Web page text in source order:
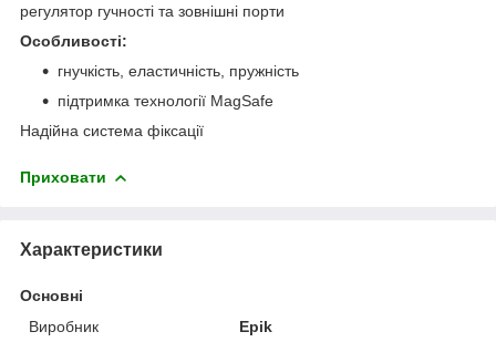
регулятор гучності та зовнішні порти
Особливості:
гнучкість, еластичність, пружність
підтримка технології MagSafe
Надійна система фіксації
Приховати
Характеристики
Основні
Виробник
Epik